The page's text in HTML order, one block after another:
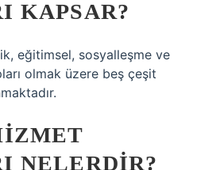
KAPSAR?
eğitimsel, sosyalleşme ve
olmak üzere beş çeşit
NELERDIR?